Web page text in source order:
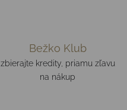
Bežko Klub
zbierajte kredity, priamu zľavu
na nákup